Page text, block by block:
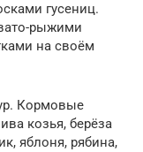
гусениц.
рыжими
на своём
Кормовые
козья, берёза
яблоня, рябина,